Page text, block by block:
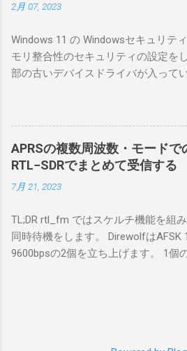
合は、下記のこれら
無線機。 今回は私が
う。 無線機側(サーバ
を入れて使っている
でBitLockerのDisk暗
にあってもデータ流
と思って。 操作側 (ク
を使った交信を行う
ど。 そして、リモー
アであるRS-BA1。
イアント側の両方に
理解した無線機から
コンとつながり、CI-
2月 07, 2023
Windows 11 の Windowsセキュリテ
モリ整合性のセキュリティの設定を
部の古いデバイスドライバが入って
で利用する Win10Pcap.sys が入っ
きないとエラーが出ておりました。
グラムなどを走らせてもアンインス
で、どのように実行すればよいのか
た。結論としては pnputil というコマ
です。 まずは管理者権限で
PowerShellが起動しました。 適当な
トールされているドライバを書き出
drivers > inf.txt # 上記のファイルから
開名が oem131.inf であるとわかり
APRSの複数周波数・モードで
RTL−SDRでまとめて受信する
7月 21, 2023
TL;DR rtl_fm ではスケルチ機能を組
同時待機をします。 DirewolfはAFSK
9600bpsの2個を立ち上げます。 1個
す。 コマンドはこのようになりま